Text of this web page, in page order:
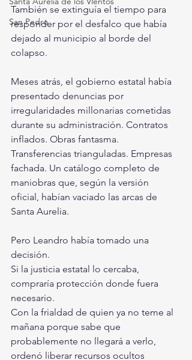
San Pedro
También se extinguía el tiempo para
responder por el desfalco que había
dejado al municipio al borde del
colapso.
Meses atrás, el gobierno estatal había
presentado denuncias por
irregularidades millonarias cometidas
durante su administración. Contratos
inflados. Obras fantasma.
Transferencias trianguladas. Empresas
fachada. Un catálogo completo de
maniobras que, según la versión
oficial, habían vaciado las arcas de
Santa Aurelia.
Pero Leandro había tomado una
decisión.
Si la justicia estatal lo cercaba,
compraría protección donde fuera
necesario.
Con la frialdad de quien ya no teme al
mañana porque sabe que
probablemente no llegará a verlo,
ordenó liberar recursos ocultos